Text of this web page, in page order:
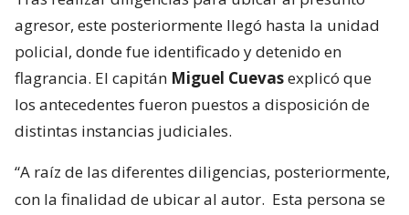
agresor, este posteriormente llegó hasta la unidad
policial, donde fue identificado y detenido en
flagrancia. El capitán Miguel Cuevasexplicó que
los antecedentes fueron puestos a disposición de
distintas instancias judiciales.
“A raíz de las diferentes diligencias, posteriormente,
con la finalidad de ubicar al autor. Esta persona se